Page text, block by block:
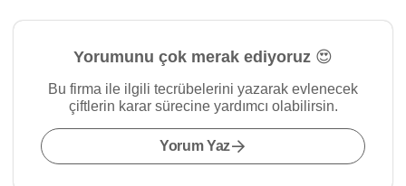
Yorumunu çok merak ediyoruz 😍
Bu firma ile ilgili tecrübelerini yazarak evlenecek
çiftlerin karar sürecine yardımcı olabilirsin.
Yorum Yaz